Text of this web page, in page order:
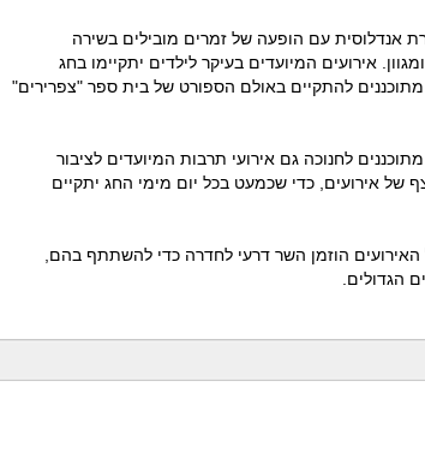
אנדלוסית עם הופעה של זמרים מובילים בשירה
אירועים המיועדים בעיקר לילדים יתקיימו בחג
להתקיים באולם הספורט של בית ספר "צפרירים"
לחנוכה גם אירועי תרבות המיועדים לציבור
של אירועים, כדי שכמעט בכל יום מימי החג יתקיים
האירועים הוזמן השר דרעי לחדרה כדי להשתתף בהם,
הגדולים.